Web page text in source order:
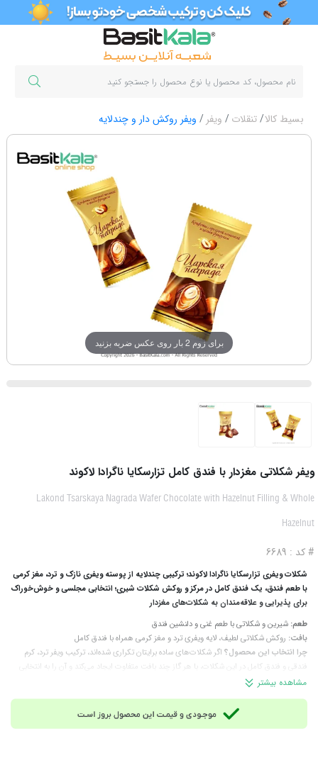
بسیط کالا تنقلات ویفر ویفر روکش دار و چندلایه
برای زوم 2 بار روی عکس ضربه بزنید
ویفر شکلاتی مغزدار با فندق کامل تزارسکایا ناگرادا لاکوند
Lakond Tsarskaya Nagrada Wafer Chocolate with Hazelnut Filling & Whole
Hazelnut
# کد : 6689
شکلات ویفری تزارسکایا ناگرادا لاکوند؛ ترکیبی چندلایه از پوسته ویفری نازک و ترد، مغز کرمی
با طعم فندق، یک فندق کامل در مرکز و روکش شکلات شیری؛ انتخابی مجلسی و خوش‌خوراک
برای پذیرایی و علاقه‌مندان به شکلات‌های مغزدار
طعم: شیرین و شکلاتی با طعم غنی و دلنشین فندق
بافت: روکش شکلاتی لطیف، لایه ویفری ترد و مغز کرمی همراه با فندق کامل
چرا انتخاب این محصول؟ اگر شکلات‌های ساده برایتان تکراری شده‌اند، ترکیب ویفر ترد، کرم
فندقی و فندق کامل در این شکلات، با هر گاز چند بافت متفاوت ایجاد می‌کند و آن را به انتخابی
جذاب‌تر برای پذیرایی و کنار چای یا قهوه تبدیل می‌سازد.
این مواد، در مصرف آن احتیاط کنید.
مناسب برای:
پذیرایی، مهمانی و دورهمی، میان‌وعده روزانه، میز تنقلات و مصرف همراه چای یا
مشاهده بیشتر